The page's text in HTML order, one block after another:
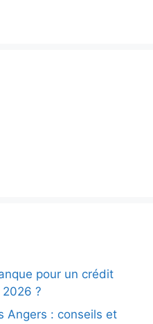
pour un crédit
?
Angers : conseils et